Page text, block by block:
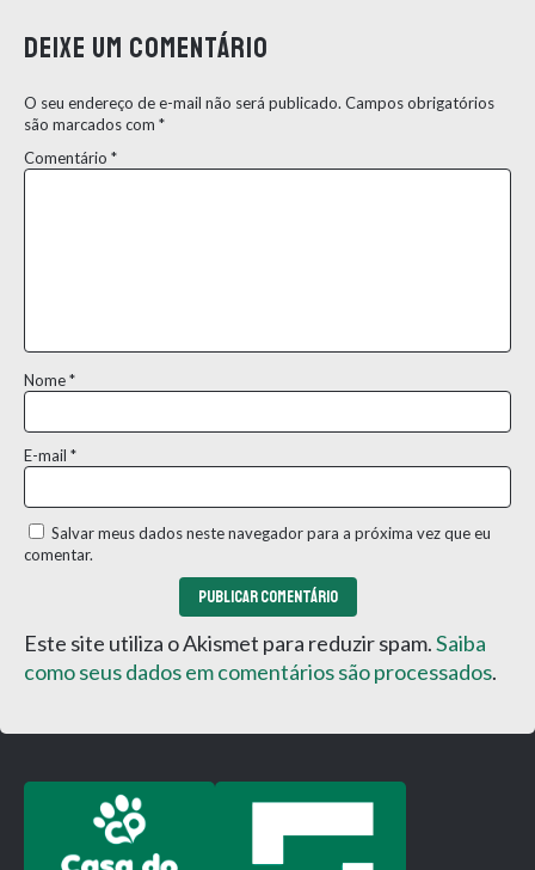
Deixe um comentário
O seu endereço de e-mail não será publicado. Campos obrigatórios
são marcados com *
Comentário *
Nome*
E-mail *
Salvar meus dados neste navegador para a próxima vez que eu
comentar.
Este site utiliza o Akismet para reduzir spam.Saiba
como seus dados em comentários são processados.